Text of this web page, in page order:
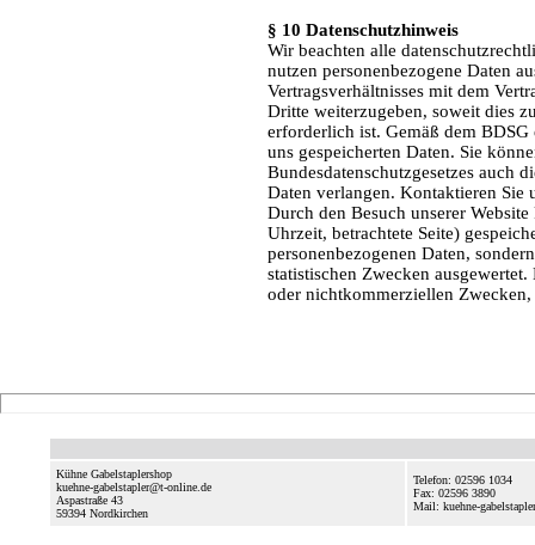
§ 10 Datenschutzhinweis
Wir beachten alle
nutzen personenbezogene Daten
Vertragsverhältnisses mit dem
Dritte weiterzugeben, soweit dies
erforderlich ist. Gemäß dem
uns gespeicherten Daten. Sie
Bundesdatenschutzgesetzes auch
Daten verlangen. Kontaktieren Sie
Durch den Besuch unserer
Uhrzeit, betrachtete Seite)
personenbezogenen Daten,
statistischen Zwecken
oder nichtkommerziellen
Kühne Gabelstaplershop
kuehne-gabelstapler@t-online.de
Aspastraße 43
59394 Nordkirchen
Telefon: 02596 1034
Fax: 02596 3890
Mail: kuehne-